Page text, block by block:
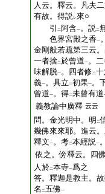
人云。釋云。凡夫
有故。得説レ來○
引
二 阿含一。説二
色界宮殿之香一
金剛般若疏第三云
一者捨二於曾道一。
味解脱一。四者修 二
義一。具立 二初果一。
曾道一。得二未曾有道
義教論中廣釋 云云
問。金光明中。明 二
幾佛來來耶。進云
釋文一。考二本經説一
依之。傍釋云。四
人於二本寺一爲之
答。釋迦是教主。
名 二五佛一